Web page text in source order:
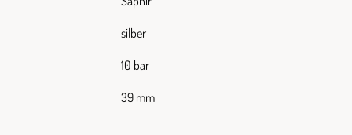
silber
10 bar
39 mm